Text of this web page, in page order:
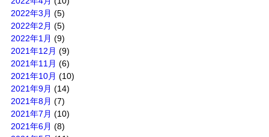
2022年3月 (5)
2022年2月 (5)
2022年1月 (9)
2021年12月 (9)
2021年11月 (6)
2021年10月 (10)
2021年9月 (14)
2021年8月 (7)
2021年7月 (10)
2021年6月 (8)